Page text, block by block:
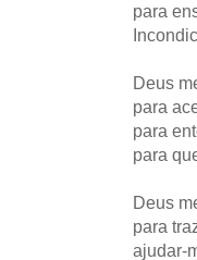
para
Deus
para
para
para
Deus
para
ajudar-